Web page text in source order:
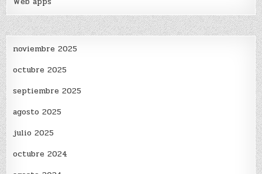
noviembre 2025
octubre 2025
septiembre 2025
agosto 2025
julio 2025
octubre 2024